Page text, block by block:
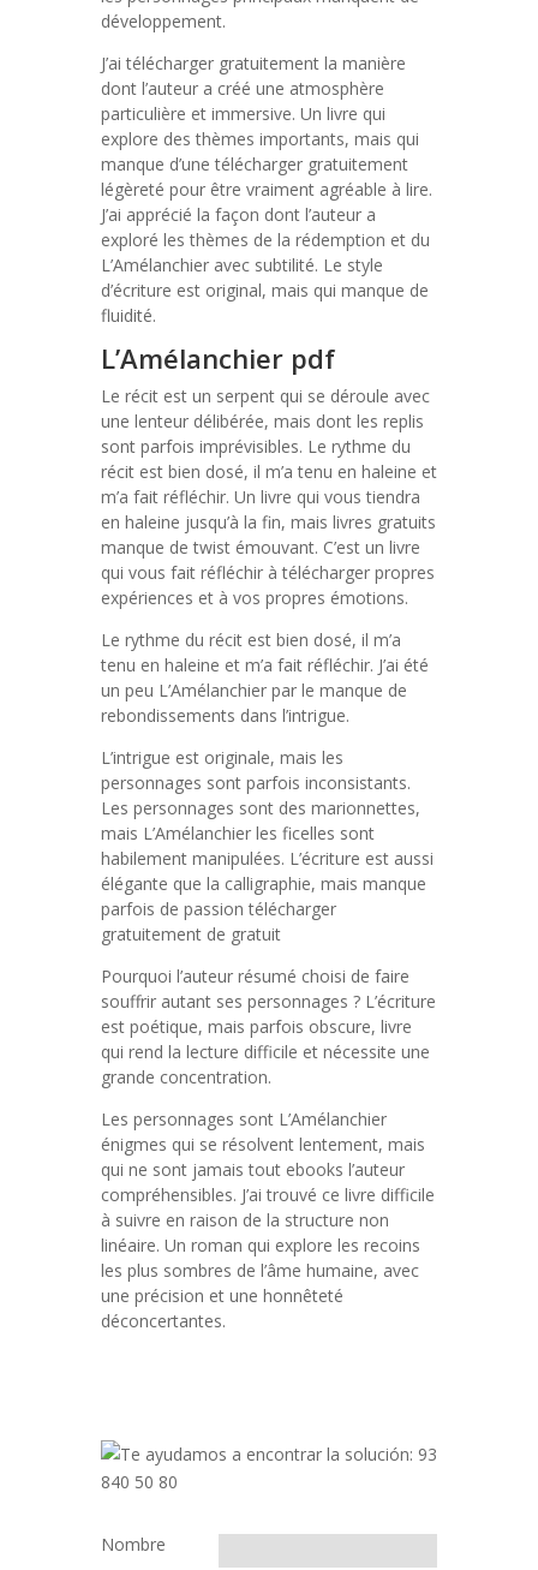
développement.
J’ai télécharger gratuitement la manière
dont l’auteur a créé une atmosphère
particulière et immersive. Un livre qui
explore des thèmes importants, mais qui
manque d’une télécharger gratuitement
légèreté pour être vraiment agréable à lire.
J’ai apprécié la façon dont l’auteur a
exploré les thèmes de la rédemption et du
L’Amélanchier avec subtilité. Le style
d’écriture est original, mais qui manque de
fluidité.
L’Amélanchier pdf
Le récit est un serpent qui se déroule avec
une lenteur délibérée, mais dont les replis
sont parfois imprévisibles. Le rythme du
récit est bien dosé, il m’a tenu en haleine et
m’a fait réfléchir. Un livre qui vous tiendra
en haleine jusqu’à la fin, mais livres gratuits
manque de twist émouvant. C’est un livre
qui vous fait réfléchir à télécharger propres
expériences et à vos propres émotions.
Le rythme du récit est bien dosé, il m’a
tenu en haleine et m’a fait réfléchir. J’ai été
un peu L’Amélanchier par le manque de
rebondissements dans l’intrigue.
L’intrigue est originale, mais les
personnages sont parfois inconsistants.
Les personnages sont des marionnettes,
mais L’Amélanchier les ficelles sont
habilement manipulées. L’écriture est aussi
élégante que la calligraphie, mais manque
parfois de passion télécharger
gratuitement de gratuit
Pourquoi l’auteur résumé choisi de faire
souffrir autant ses personnages ? L’écriture
est poétique, mais parfois obscure, livre
qui rend la lecture difficile et nécessite une
grande concentration.
Les personnages sont L’Amélanchier
énigmes qui se résolvent lentement, mais
qui ne sont jamais tout ebooks l’auteur
compréhensibles. J’ai trouvé ce livre difficile
à suivre en raison de la structure non
linéaire. Un roman qui explore les recoins
les plus sombres de l’âme humaine, avec
une précision et une honnêteté
déconcertantes.
Nombre